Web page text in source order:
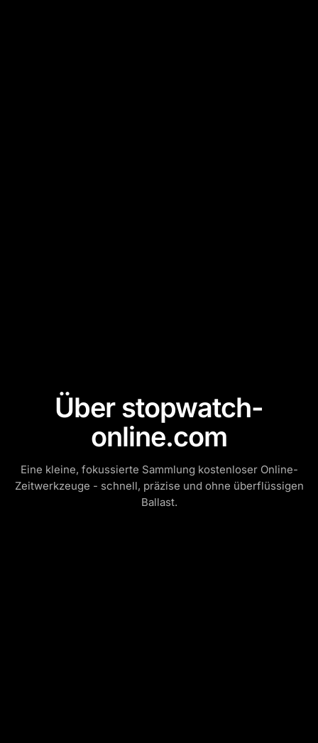
Über stopwatch-
online.com
Eine kleine, fokussierte Sammlung kostenloser Online-
Zeitwerkzeuge - schnell, präzise und ohne überflüssigen
Ballast.